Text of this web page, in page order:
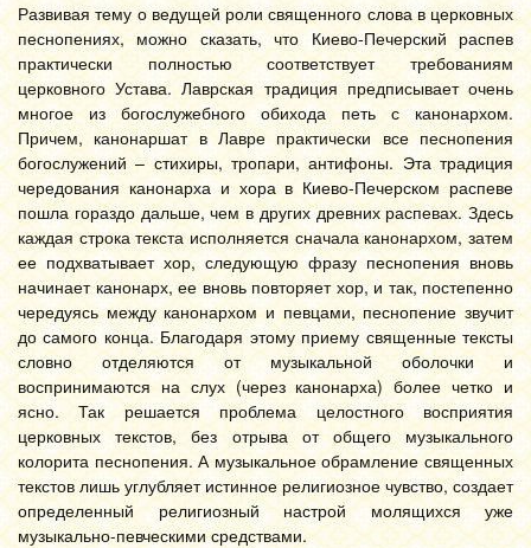
Развивая тему о ведущей роли священного слова в церковных
песнопениях, можно сказать, что Киево-Печерский распев
практически полностью соответствует требованиям
церковного Устава. Лаврская традиция предписывает очень
многое из богослужебного обихода петь с канонархом.
Причем, канонаршат в Лавре практически все песнопения
богослужений – стихиры, тропари, антифоны. Эта традиция
чередования канонарха и хора в Киево-Печерском распеве
пошла гораздо дальше, чем в других древних распевах. Здесь
каждая строка текста исполняется сначала канонархом, затем
ее подхватывает хор, следующую фразу песнопения вновь
начинает канонарх, ее вновь повторяет хор, и так, постепенно
чередуясь между канонархом и певцами, песнопение звучит
до самого конца. Благодаря этому приему священные тексты
словно отделяются от музыкальной оболочки и
воспринимаются на слух (через канонарха) более четко и
ясно. Так решается проблема целостного восприятия
церковных текстов, без отрыва от общего музыкального
колорита песнопения. А музыкальное обрамление священных
текстов лишь углубляет истинное религиозное чувство, создает
определенный религиозный настрой молящихся уже
музыкально-певческими средствами.